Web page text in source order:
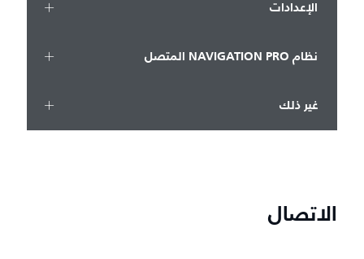
الإعدادات
نظام NAVIGATION PRO المتصل
غير ذلك
الاتصال